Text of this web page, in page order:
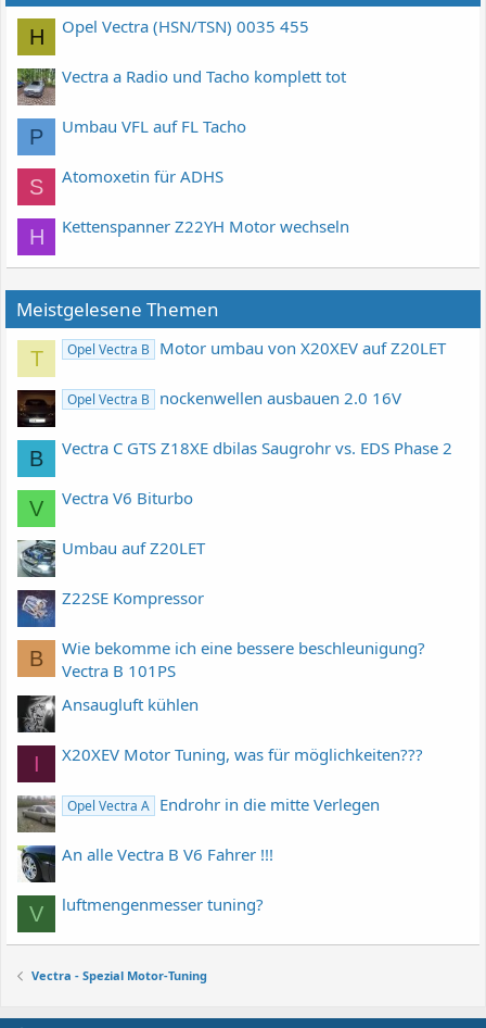
H Opel Vectra (HSN/TSN) 0035 455
Vectra a Radio und Tacho komplett tot
P Umbau VFL auf FL Tacho
S Atomoxetin für ADHS
H Kettenspanner Z22YH Motor wechseln
Meistgelesene Themen
T Opel Vectra B Motor umbau von X20XEV auf Z20LET
Opel Vectra B nockenwellen ausbauen 2.0 16V
B Vectra C GTS Z18XE dbilas Saugrohr vs. EDS Phase 2
V Vectra V6 Biturbo
Umbau auf Z20LET
Z22SE Kompressor
B
Wie bekomme ich eine bessere beschleunigung?
Vectra B 101PS
Ansaugluft kühlen
I X20XEV Motor Tuning, was für möglichkeiten???
Opel Vectra A Endrohr in die mitte Verlegen
An alle Vectra B V6 Fahrer !!!
V luftmengenmesser tuning?
Vectra - Spezial Motor-Tuning